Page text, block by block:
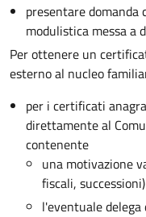
presentare
modulistica messa a
Per ottenere un
esterno al nucleo
per i certificati
direttamente al
contenente
una motivazione
fiscali, successioni)
l'eventuale